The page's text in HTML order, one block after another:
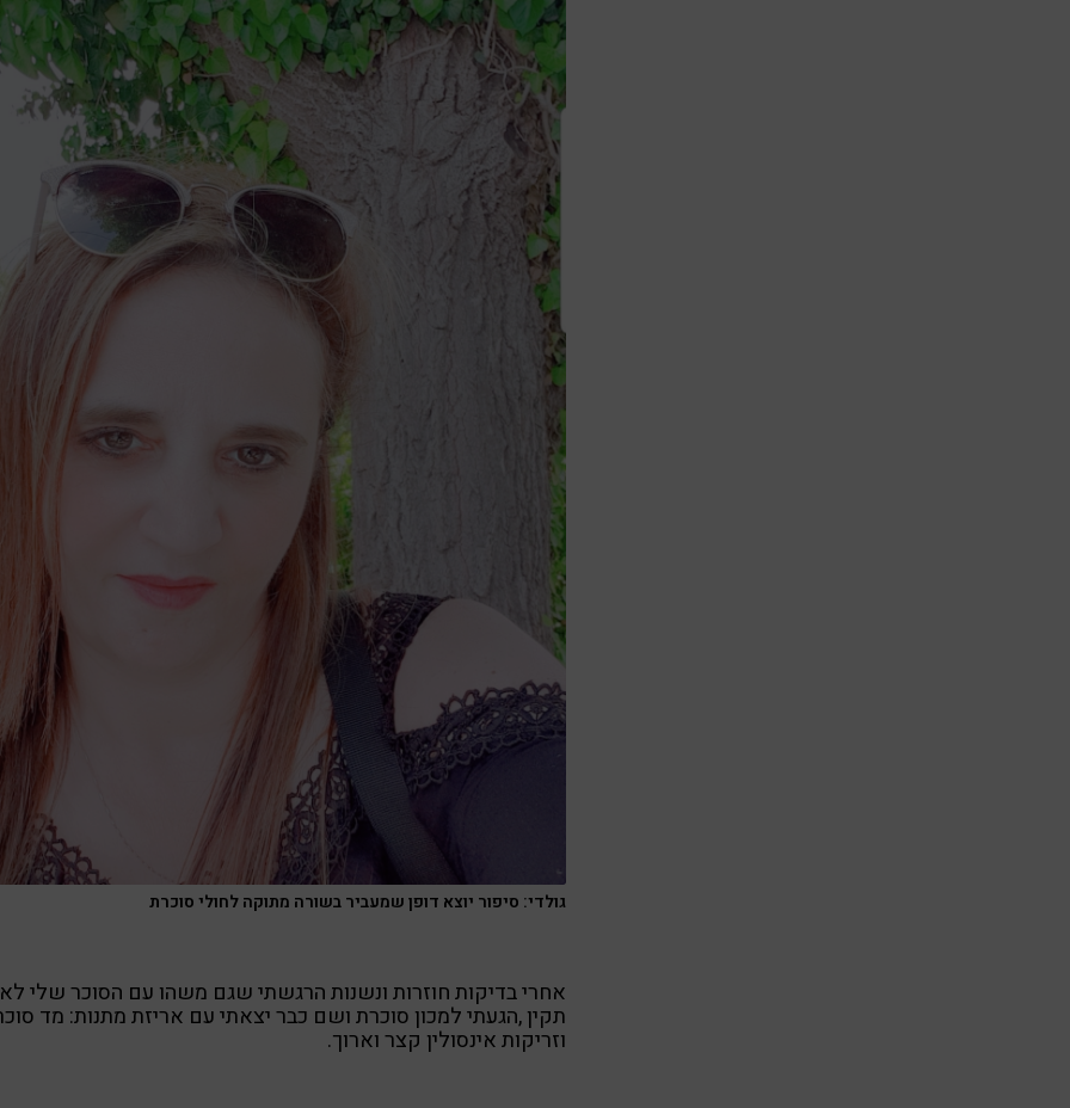
גולדי: סיפור יוצא דופן שמעביר בשורה מתוקה לחולי סוכרת
אחרי בדיקות חוזרות ונשנות הרגשתי שגם משהו עם הסוכר שלי לא
תקין ,הגעתי למכון סוכרת ושם כבר יצאתי עם אריזת מתנות: מד
וזריקות אינסולין קצר וארוך.